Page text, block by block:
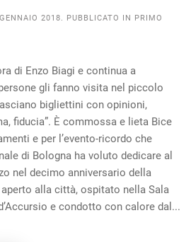
2018. PUBBLICATO IN
PRIMO
di Enzo Biagi e continua a
gli fanno visita nel piccolo
bigliettini con opinioni,
fiducia”. È commossa e lieta Bice
e per l’evento-ricordo che
di Bologna ha voluto dedicare al
nel decimo anniversario della
alla città, ospitato nella Sala
e condotto con calore dal...